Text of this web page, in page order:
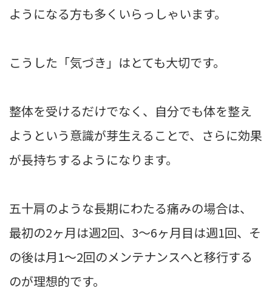
ようになる方も多くいらっしゃいます。
こうした「気づき」はとても大切です。
整体を受けるだけでなく、自分でも体を整え
ようという意識が芽生えることで、さらに効果
が長持ちするようになります。
五十肩のような長期にわたる痛みの場合は、
最初の2ヶ月は週2回、3〜6ヶ月目は週1回、そ
の後は月1〜2回のメンテナンスへと移行する
のが理想的です。